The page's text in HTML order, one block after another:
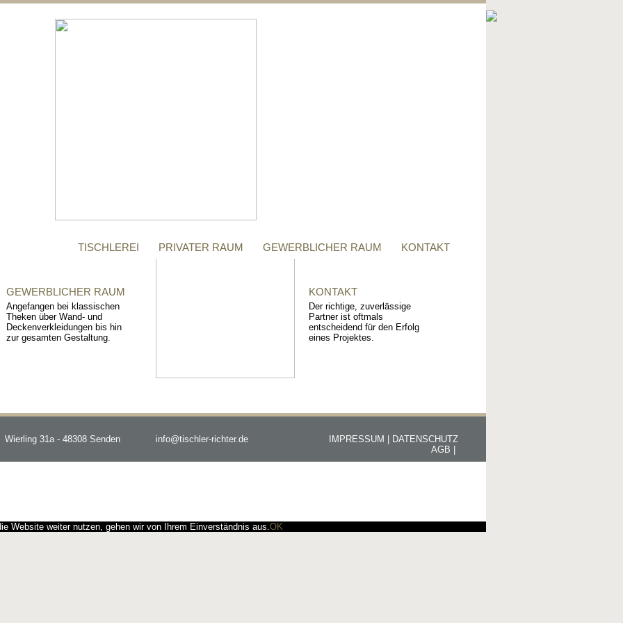
TISCHLEREI PRIVATER RAUM GEWERBLICHER RAUM KONTAKT
GEWERBLICHER RAUM
Angefangen bei klassischen
Theken über Wand- und
Deckenverkleidungen bis hin
zur gesamten Gestaltung.
KONTAKT
Der richtige, zuverlässige
Partner ist oftmals
entscheidend für den Erfolg
eines Projektes.
Wierling 31a - 48308 Senden info@tischler-richter.de DATENSCHUTZ
IMPRESSUM |
AGB |
Website weiter nutzen, gehen wir von Ihrem Einverständnis aus.OK